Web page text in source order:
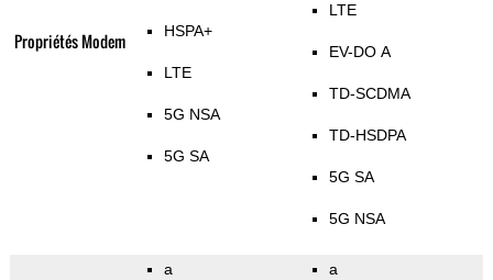
Propriétés Modem HSPA+
LTE
5G NSA
5G SA
LTE
EV-DO A
TD-SCDMA
TD-HSDPA
5G SA
5G NSA
a a